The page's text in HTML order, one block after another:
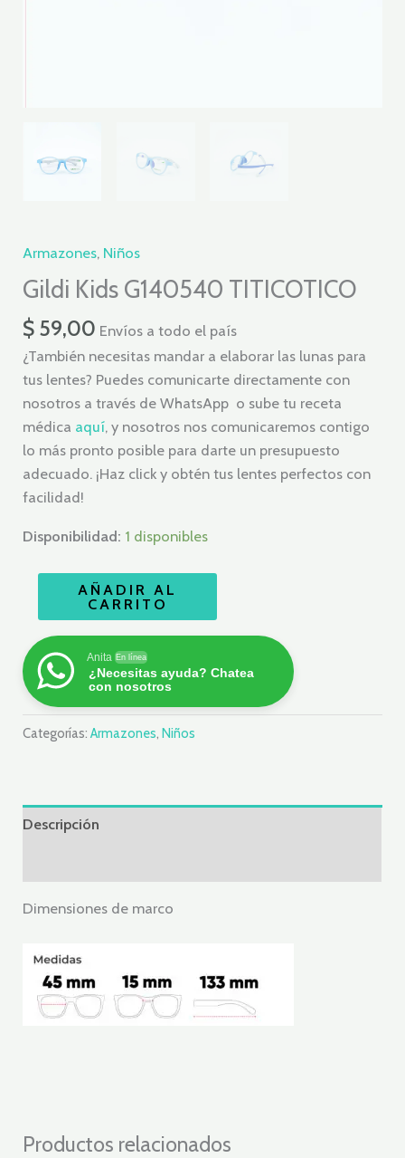
Armazones, Niños
Gildi Kids G140540 TITICOTICO
$ 59,00 Envíos a todo el país
¿También necesitas mandar a elaborar las lunas para
tus lentes? Puedes comunicarte directamente con
nosotros a través de WhatsApp o sube tu receta
médica aquí, y nosotros nos comunicaremos contigo
lo más pronto posible para darte un presupuesto
adecuado. ¡Haz click y obtén tus lentes perfectos con
facilidad!
Disponibilidad: 1 disponibles
AÑADIR AL
CARRITO
Anita En línea
¿Necesitas ayuda? Chatea
con nosotros
Categorías:Armazones, Niños
Descripción
Dimensiones de marco
Productos relacionados